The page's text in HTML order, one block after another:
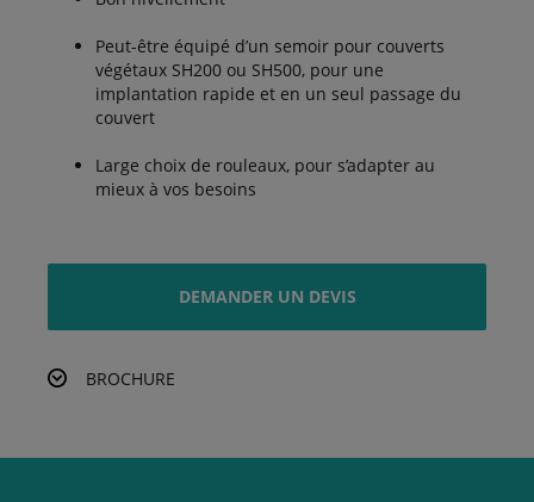
Peut-être équipé d’un semoir pour couverts
végétaux SH200 ou SH500, pour une
implantation rapide et en un seul passage du
couvert
Large choix de rouleaux, pour s’adapter au
mieux à vos besoins
DEMANDER UN DEVIS
BROCHURE